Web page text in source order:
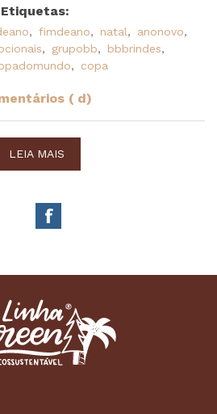
Etiquetas:
, fimdeano, natal, anonovo,
, grupobb, bbbrindes,
, copa
( d)
LEIA MAIS